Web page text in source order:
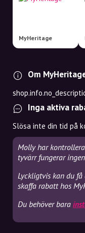
MyHeritage
Om
Inga aktiva
Slösa inte din tid på
Molly har
tyvärr fungerar
Lyckligtvis kan du
skaffa rabatt hos
Du behöver bara